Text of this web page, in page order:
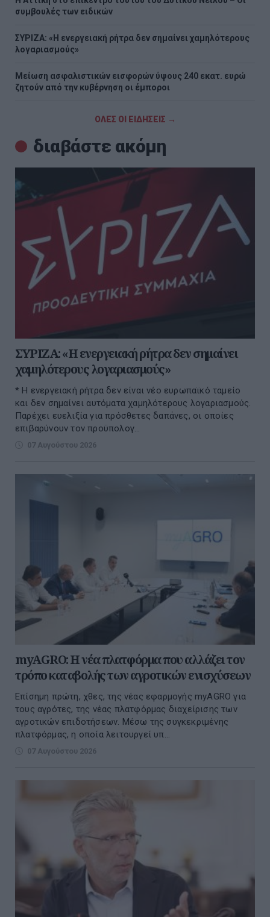
συμβουλές των ειδικών
ΣΥΡΙΖΑ: «Η ενεργειακή ρήτρα δεν σημαίνει χαμηλότερους
λογαριασμούς»
Μείωση ασφαλιστικών εισφορών ύψους 240 εκατ. ευρώ
ζητούν από την κυβέρνηση οι έμποροι
ΟΛΕΣ ΟΙ ΕΙΔΗΣΕΙΣ →
διαβάστε ακόμη
ΣΥΡΙΖΑ: «Η ενεργειακή ρήτρα δεν σημαίνει
χαμηλότερους λογαριασμούς»
* Η ενεργειακή ρήτρα δεν είναι νέο ευρωπαϊκό ταμείο
και δεν σημαίνει αυτόματα χαμηλότερους λογαριασμούς.
Παρέχει ευελιξία για πρόσθετες δαπάνες, οι οποίες
επιβαρύνουν τον προϋπολογ...
07 Αυγούστου 2026
myAGRO: Η νέα πλατφόρμα που αλλάζει τον
τρόπο καταβολής των αγροτικών ενισχύσεων
Επίσημη πρώτη, χθες, της νέας εφαρμογής myAGRO για
τους αγρότες, της νέας πλατφόρμας διαχείρισης των
αγροτικών επιδοτήσεων. Μέσω της συγκεκριμένης
πλατφόρμας, η οποία λειτουργεί υπ...
07 Αυγούστου 2026